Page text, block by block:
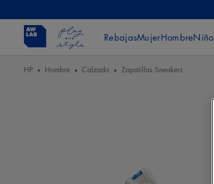
RebajasMujerHombreNiño
HP Hombre Calzado Zapatillas Sneakers